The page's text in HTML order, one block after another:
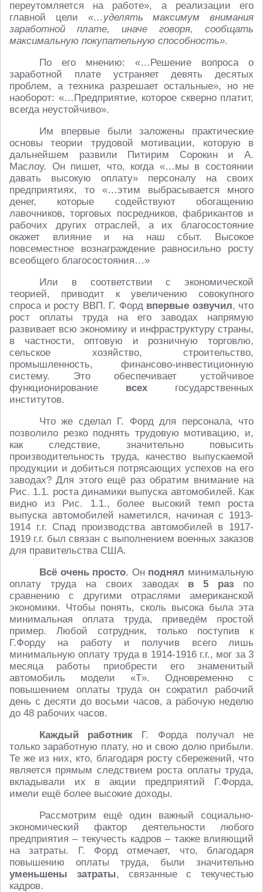
переутомляется на работе», а реализации его
главной цели «…уделять максимум внимания
заработной плате, иначе говоря, сообщать
максимальную покупательную способность».
По его мнению: «…Решение вопроса о
заработной плате устраняет девять десятых
проблем, а техника разрешает остальные», но не
наоборот: «…Предприятие, которое скверно платит,
всегда неустойчиво».
Им впервые были заложены практические
основы теории трудовой мотивации, которую в
дальнейшем развили Питирим Сорокин и А.
Маслоу. Он пишет, что, когда «…мы в состоянии
давать высокую оплату» персоналу на своих
предприятиях, то «…этим выбрасывается много
денег, которые содействуют обогащению
лавочников, торговых посредников, фабрикантов и
рабочих других отраслей, а их благосостояние
окажет влияние и на наш сбыт. Высокое
повсеместное вознаграждение равносильно росту
всеобщего благосостояния…»
Или в соответствии с экономической
теорией, приводит к увеличению совокупного
спроса и росту ВВП. Г. Форд впервые озвучил, что
рост оплаты труда на его заводах напрямую
развивает всю экономику и инфраструктуру страны,
в частности, оптовую и розничную торговлю,
сельское хозяйство, строительство,
промышленность, финансово-инвестиционную
систему. Это обеспечивает устойчивое
функционирование всех государственных
институтов.
Что же сделал Г. Форд для персонала, что
позволило резко поднять трудовую мотивацию, и,
как следствие, значительно повысить
производительность труда, качество выпускаемой
продукции и добиться потрясающих успехов на его
заводах? Для этого ещё раз обратим внимание на
Рис. 1.1. роста динамики выпуска автомобилей. Как
видно из Рис. 1.1., более высокий темп роста
выпуска автомобилей наметился, начиная с 1913-
1914 г.г. Спад производства автомобилей в 1917-
1919 г.г. был связан с выполнением военных заказов
для правительства США.
Всё очень просто. Он поднял минимальную
оплату труда на своих заводах в 5 раз по
сравнению с другими отраслями американской
экономики. Чтобы понять, сколь высока была эта
минимальная оплата труда, приведём простой
пример. Любой сотрудник, только поступив к
Г.Форду на работу и получив всего лишь
минимальную оплату труда в 1914-1916 г.г., мог за 3
месяца работы приобрести его знаменитый
автомобиль модели «T». Одновременно с
повышением оплаты труда он сократил рабочий
день с десяти до восьми часов, а рабочую неделю
до 48 рабочих часов.
Каждый работник Г. Форда получал не
только заработную плату, но и свою долю прибыли.
Те же из них, кто, благодаря росту сбережений, что
является прямым следствием роста оплаты труда,
вкладывали их в акции предприятий Г.Форда,
имели ещё более высокие доходы.
Рассмотрим ещё один важный социально-
экономический фактор деятельности любого
предприятия – текучесть кадров – также влияющий
на затраты. Г. Форд отмечает, что, благодаря
повышению оплаты труда, были значительно
уменьшены затраты, связанные с текучестью
кадров.